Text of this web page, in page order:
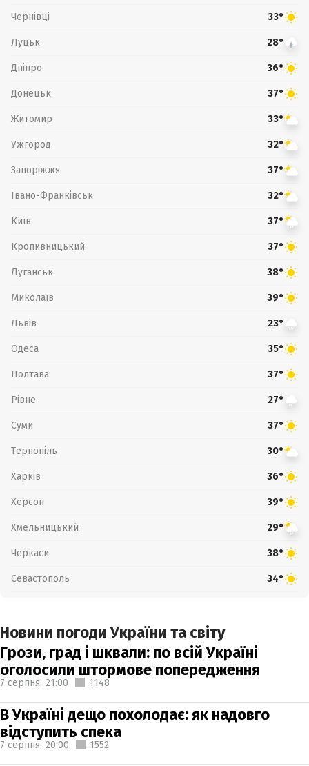
Чернівці 33°
Луцьк 28°
Дніпро 36°
Донецьк 37°
Житомир 33°
Ужгород 32°
Запоріжжя 37°
Івано-Франківськ 32°
Київ 37°
Кропивницький 37°
Луганськ 38°
Миколаїв 39°
Львів 23°
Одеса 35°
Полтава 37°
Рівне 27°
Суми 37°
Тернопіль 30°
Харків 36°
Херсон 39°
Хмельницький 29°
Черкаси 38°
Севастополь 34°
Новини погоди України та світу
Грози, град і шквали: по всій Україні
оголосили штормове попередження
7 серпня, 21:00 1148
В Україні дещо похолодає: як надовго
відступить спека
7 серпня, 20:00 1552